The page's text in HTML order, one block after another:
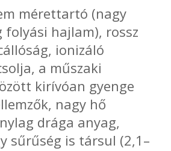
mérettartó (nagy
folyási hajlam), rossz
ionizáló
a műszaki
kirívóan gyenge
nagy hő
drága anyag,
sűrűség is társul (2,1–